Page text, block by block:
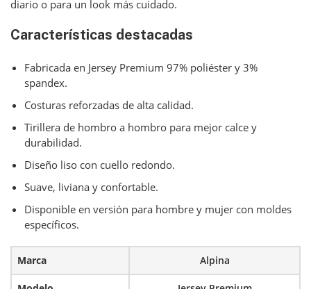
diario o para un look más cuidado.
Características destacadas
Fabricada en Jersey Premium 97% poliéster y 3%
spandex.
Costuras reforzadas de alta calidad.
Tirillera de hombro a hombro para mejor calce y
durabilidad.
Diseño liso con cuello redondo.
Suave, liviana y confortable.
Disponible en versión para hombre y mujer con moldes
específicos.
Marca Alpina